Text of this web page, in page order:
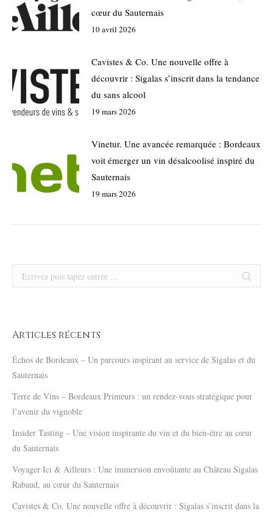
cœur du Sauternais
10 avril 2026
Cavistes & Co. Une nouvelle offre à
découvrir : Sigalas s’inscrit dans la tendance
du sans alcool
19 mars 2026
Vinetur. Une avancée remarquée : Bordeaux
voit émerger un vin désalcoolisé inspiré du
Sauternais
19 mars 2026
Search:
Articles récents
Échos de Bordeaux – Un parcours inspirant au service de Sigalas et du
Sauternais
Terre de Vins – Bordeaux Primeurs : un rendez-vous stratégique pour
l’avenir du vignoble
Insider Tasting – Une vision inspirante du vin et du bien-être au cœur
du Sauternais
Voyager Ici & Ailleurs : Une immersion envoûtante au Château Sigalas
Rabaud, au cœur du Sauternais
Cavistes & Co. Une nouvelle offre à découvrir : Sigalas s’inscrit dans la